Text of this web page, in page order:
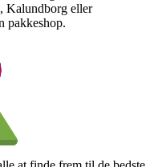
Kalundborg eller
pakkeshop.